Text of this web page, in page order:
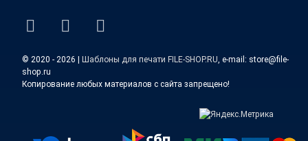
ВКонтакте
YouTube
E-mail
© 2020 - 2026 | Шаблоны для печати FILE-SHOP.RU , e-mail: store@file-
shop.ru
Копирование любых материалов с сайта запрещено!